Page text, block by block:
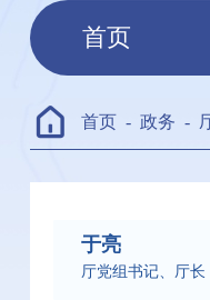
首页
首页 - 政务 -
于亮
厅党组书记、厅长